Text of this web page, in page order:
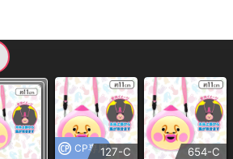
CP専用127-C 654-C